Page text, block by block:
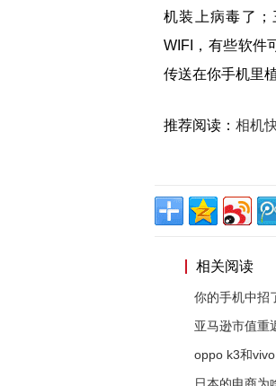
机装上病毒了
WIFI，有些软件
传送在你手机里
推荐阅读： 相机
相关阅读
你的手机中招
亚马逊市值重
oppo k3和